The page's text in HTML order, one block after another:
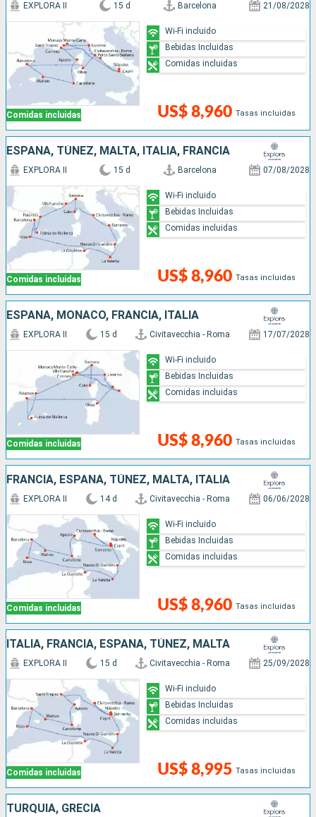
Comidas incluidas
EXPLORA II 15 d Barcelona 21/08/2028
US$ 8,960 Tasas incluidas
Wi-Fi incluido
Bebidas Incluidas
Comidas incluidas
ESPAÑA, TÚNEZ, MALTA, ITALIA, FRANCIA
Comidas incluidas
EXPLORA II 15 d Barcelona 07/08/2028
US$ 8,960 Tasas incluidas
Wi-Fi incluido
Bebidas Incluidas
Comidas incluidas
ESPAÑA, MONACO, FRANCIA, ITALIA
Comidas incluidas
EXPLORA II 15 d Civitavecchia - Roma 17/07/2028
US$ 8,960 Tasas incluidas
Wi-Fi incluido
Bebidas Incluidas
Comidas incluidas
FRANCIA, ESPAÑA, TÚNEZ, MALTA, ITALIA
Comidas incluidas
EXPLORA II 14 d Civitavecchia - Roma 06/06/2028
US$ 8,960 Tasas incluidas
Wi-Fi incluido
Bebidas Incluidas
Comidas incluidas
ITALIA, FRANCIA, ESPAÑA, TÚNEZ, MALTA
Comidas incluidas
EXPLORA II 15 d Civitavecchia - Roma 25/09/2028
US$ 8,995 Tasas incluidas
Wi-Fi incluido
Bebidas Incluidas
Comidas incluidas
TURQUÍA, GRECIA